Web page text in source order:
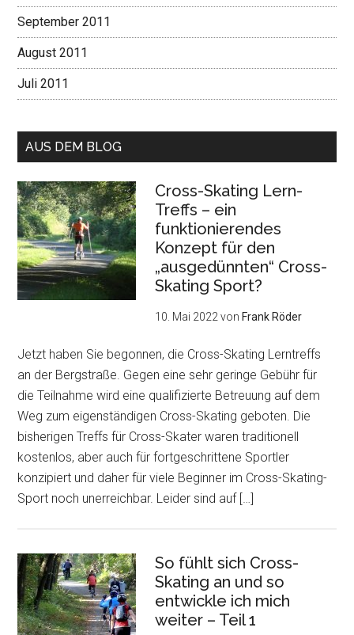
September 2011
August 2011
Juli 2011
AUS DEM BLOG
Cross-Skating Lern-
Treffs – ein
funktionierendes
Konzept für den
„ausgedünnten“ Cross-
Skating Sport?
10. Mai 2022von Frank Röder
Jetzt haben Sie begonnen, die Cross-Skating Lerntreffs
an der Bergstraße. Gegen eine sehr geringe Gebühr für
die Teilnahme wird eine qualifizierte Betreuung auf dem
Weg zum eigenständigen Cross-Skating geboten. Die
bisherigen Treffs für Cross-Skater waren traditionell
kostenlos, aber auch für fortgeschrittene Sportler
konzipiert und daher für viele Beginner im Cross-Skating-
Sport noch unerreichbar. Leider sind auf […]
So fühlt sich Cross-
Skating an und so
entwickle ich mich
weiter – Teil 1